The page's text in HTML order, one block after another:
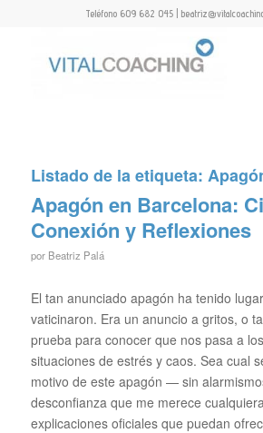
Teléfono 609 682 045 |
Listado de la etiqueta:
Apagón en Barcelona:
Conexión y Reflexiones
por Beatriz Palá
El tan anunciado apagón ha tenido
vaticinaron. Era un anuncio a gritos, o
prueba para conocer que nos pasa a
situaciones de estrés y caos. Sea cual
motivo de este apagón — sin
desconfianza que me merece
explicaciones oficiales que puedan